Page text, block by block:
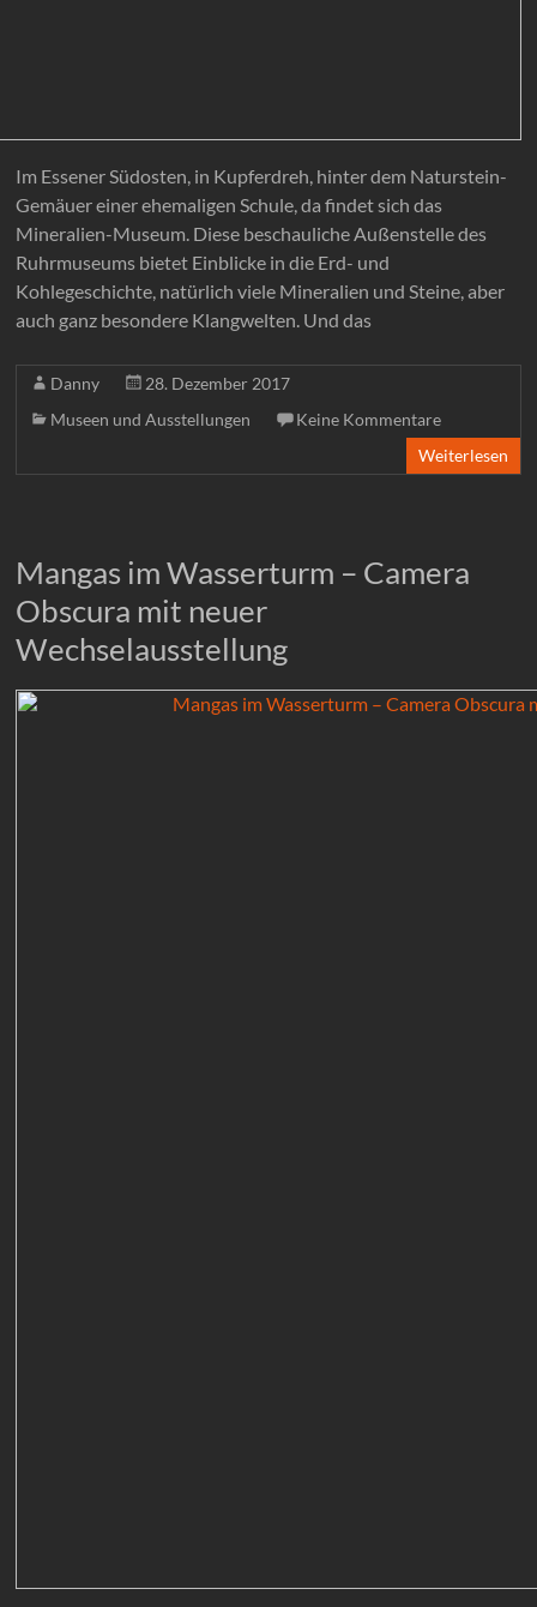
Im Essener Südosten, in Kupferdreh, hinter dem Naturstein-
Gemäuer einer ehemaligen Schule, da findet sich das
Mineralien-Museum. Diese beschauliche Außenstelle des
Ruhrmuseums bietet Einblicke in die Erd- und
Kohlegeschichte, natürlich viele Mineralien und Steine, aber
auch ganz besondere Klangwelten. Und das
Danny
28. Dezember 2017
Museen und Ausstellungen
Keine Kommentare
Weiterlesen
Mangas im Wasserturm – Camera
Obscura mit neuer
Wechselausstellung